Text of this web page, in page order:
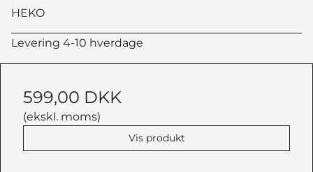
HEKO
Levering 4-10 hverdage
599,00 DKK
(ekskl. moms)
Vis produkt